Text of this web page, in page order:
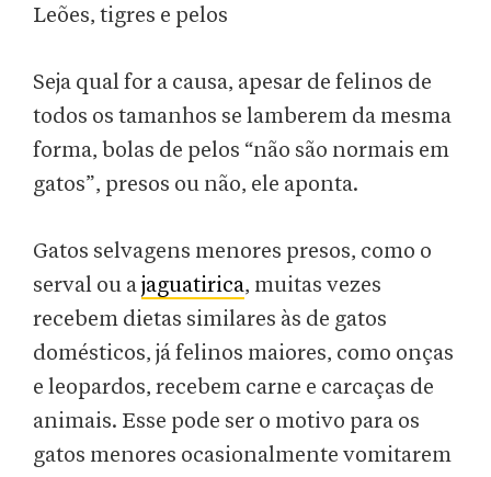
Leões, tigres e pelos
Seja qual for a causa, apesar de felinos de
todos os tamanhos se lamberem da mesma
forma, bolas de pelos “não são normais em
gatos”, presos ou não, ele aponta.
Gatos selvagens menores presos, como o
serval ou ajaguatirica, muitas vezes
recebem dietas similares às de gatos
domésticos, já felinos maiores, como onças
e leopardos, recebem carne e carcaças de
animais. Esse pode ser o motivo para os
gatos menores ocasionalmente vomitarem